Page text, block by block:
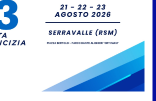
6 Agosto 2026
“San Marino Antiqua –
Leggende e storie del Titano”:
l’inequivocabile successo di
pubblico e di partecipazione